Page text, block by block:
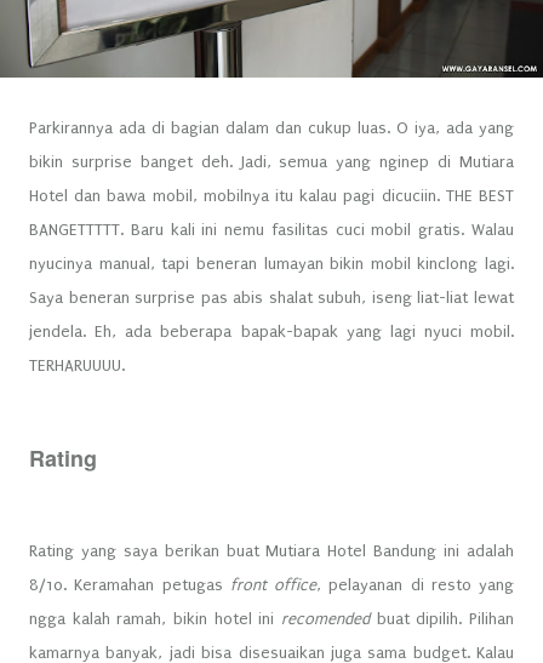
Parkirannya ada di bagian dalam dan cukup luas. O iya, ada yang
bikin surprise banget deh. Jadi, semua yang nginep di Mutiara
Hotel dan bawa mobil, mobilnya itu kalau pagi dicuciin. THE BEST
BANGETTTTT. Baru kali ini nemu fasilitas cuci mobil gratis. Walau
nyucinya manual, tapi beneran lumayan bikin mobil kinclong lagi.
Saya beneran surprise pas abis shalat subuh, iseng liat-liat lewat
jendela. Eh, ada beberapa bapak-bapak yang lagi nyuci mobil.
TERHARUUUU.
Rating
Rating yang saya berikan buat Mutiara Hotel Bandung ini adalah
8/10. Keramahan petugas front office, pelayanan di resto yang
ngga kalah ramah, bikin hotel ini recomendedbuat dipilih. Pilihan
kamarnya banyak, jadi bisa disesuaikan juga sama budget. Kalau